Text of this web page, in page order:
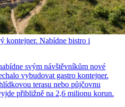
kontejner. Nabídne bistro i
svým návštěvníkům nové
vybudovat gastro kontejner.
terasu nebo půjčovnu
přibližně na 2,6 milionu korun.